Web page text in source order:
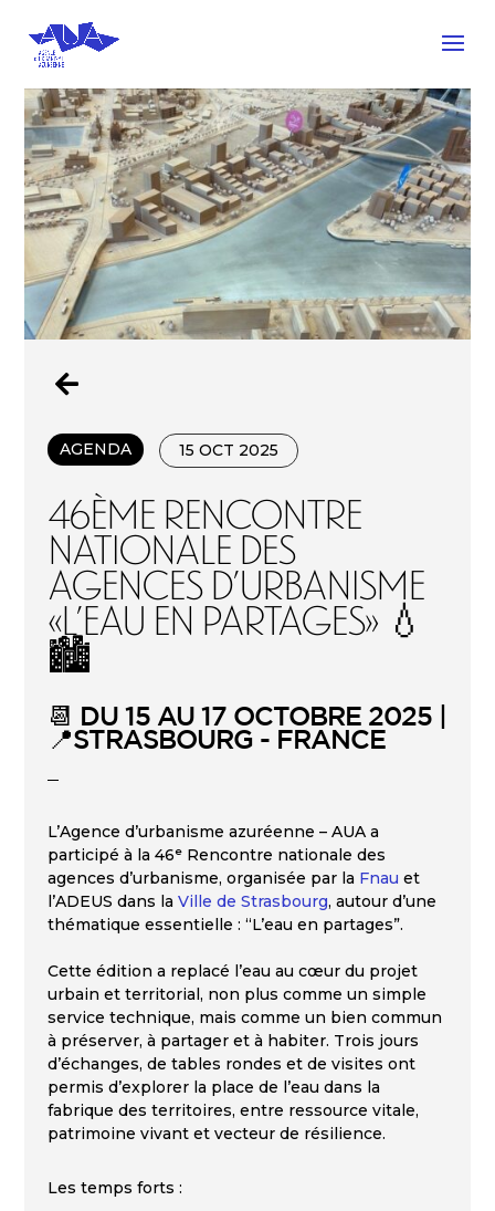

AGENDA 15 OCT 2025
46ème RENCONTRE
NATIONALE DES
AGENCES D’URBANISME
«L’eau en partages» 💧
🏙️
📆 DU 15 AU 17 OCTOBRE 2025 |
📍STRASBOURG - FRANCE
L’Agence d’urbanisme azuréenne – AUA a
participé à la 46ᵉ Rencontre nationale des
agences d’urbanisme, organisée par la Fnau et
l’ADEUS dans la Ville de Strasbourg, autour d’une
thématique essentielle : “L’eau en partages”.
Cette édition a replacé l’eau au cœur du projet
urbain et territorial, non plus comme un simple
service technique, mais comme un bien commun
à préserver, à partager et à habiter. Trois jours
d’échanges, de tables rondes et de visites ont
permis d’explorer la place de l’eau dans la
fabrique des territoires, entre ressource vitale,
patrimoine vivant et vecteur de résilience.
Les temps forts :